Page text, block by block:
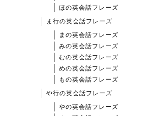
ほの英会話フレーズ
ま行の英会話フレーズ
まの英会話フレーズ
みの英会話フレーズ
むの英会話フレーズ
めの英会話フレーズ
もの英会話フレーズ
や行の英会話フレーズ
やの英会話フレーズ